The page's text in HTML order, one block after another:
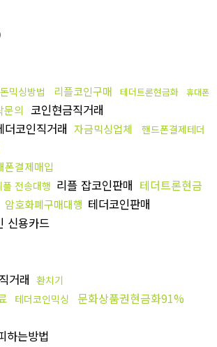
돈믹싱방법 리플코인구매 테더트론현금화
휴대폰
문의 코인현금직거래
더코인직거래 자금믹싱업체
핸드폰결제테더
폰결제매입
전송대행 리플 잡코인판매 테더트론현금
암호화폐구매대행 테더코인판매
신용카드
거래 환치기
테더코인믹싱 문화상품권현금화91%
하는방법